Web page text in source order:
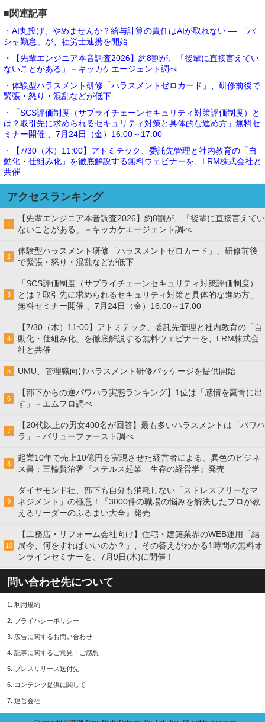
■関連記事
・AI丸投げ、やめませんか？給与計算の責任はAIが取れない ― 「パ
シャ勤怠」が、社労士連携を開始
・【先輩エンジニア本音調査2026】約8割が、「後輩に直接言えてい
ないことがある」－キッカケエージェント調べ
・体験型ハラスメント研修「ハラスメントゼロカード」、研修前後で
緊張・怒り・混乱などが低下
・「SCS評価制度（サプライチェーンセキュリティ対策評価制度）と
は？取引先に求められるセキュリティ対策と具体的な進め方」無料セ
ミナー開催 、7月24日（金）16:00～17:00
・【7/30（木）11:00】アトミテック、委託先管理と社内教育の「自
動化・仕組み化」を徹底解説する無料ウェビナーを、LRM株式会社と
共催
アクセスランキング
1
【先輩エンジニア本音調査2026】約8割が、「後輩に直接言えてい
ないことがある」－キッカケエージェント調べ
2
体験型ハラスメント研修「ハラスメントゼロカード」、研修前後
で緊張・怒り・混乱などが低下
3
「SCS評価制度（サプライチェーンセキュリティ対策評価制度）
とは？取引先に求められるセキュリティ対策と具体的な進め方」
無料セミナー開催 、7月24日（金）16:00～17:00
4
【7/30（木）11:00】アトミテック、委託先管理と社内教育の「自
動化・仕組み化」を徹底解説する無料ウェビナーを、LRM株式会
社と共催
5 UMU、管理職向けハラスメント研修パッケージを提供開始
6
【部下からの逆パワハラ実態ランキング】1位は「感情を露骨に出
す」－エムフロ調べ
7
【20代以上の男女400名が回答】最も多いハラスメントは「パワハ
ラ」－バリューファースト調べ
8
起業10年で売上10億円を実現させた経営者による、異色のビジネ
ス書：三輪賢治著『ステルス起業 生存の経営学』発売
9
ダイヤモンド社、部下も自分も消耗しない「ストレスフリーなマ
ネジメント」の極意！『3000件の職場の悩みを解決したプロが教
えるリーダーのふるまい大全』発売
10
【工務店・リフォーム会社向け】住宅・建築業界のWEB運用「結
局今、何をすればいいのか？」、その答えがわかる1時間の無料オ
ンラインセミナーを、7月9日(木)に開催！
問い合わせ先について
1. 利用規約
2. プライバシーポリシー
3. 広告に関するお問い合わせ
4. 記事に関するご意見・ご感想
5. プレスリリース送付先
6. コンテンツ提供に関して
7. 運営会社